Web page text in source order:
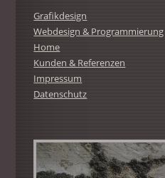
Grafikdesign
Webdesign & Programmierung
Home
Kunden & Referenzen
Impressum
Datenschutz